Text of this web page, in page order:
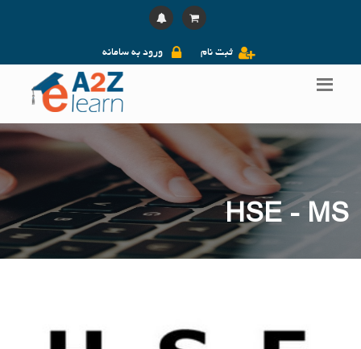
ورود به سامانه ثبت نام
HSE - MS